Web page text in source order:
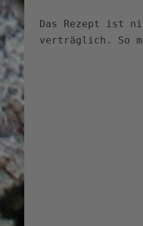
Das Rezept ist
verträglich. So